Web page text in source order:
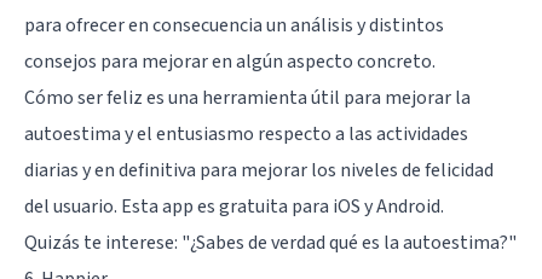
para ofrecer en consecuencia un análisis y distintos
consejos para mejorar en algún aspecto concreto.
Cómo ser feliz es una herramienta útil para mejorar la
autoestima y el entusiasmo respecto a las actividades
diarias y en definitiva para mejorar los niveles de felicidad
del usuario. Esta app es gratuita para iOS y Android.
Quizás te interese: "¿Sabes de verdad qué es la autoestima?"